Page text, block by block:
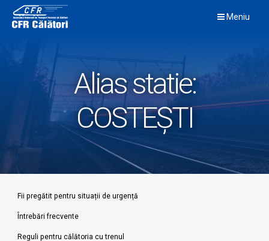
content
Meniu
Alias statie:
COSTEȘTI
Fii pregătit pentru situații de urgență
Întrebări frecvente
Reguli pentru călătoria cu trenul